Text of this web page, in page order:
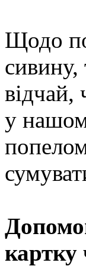
Щодо
сивину,
відчай,
у
картку